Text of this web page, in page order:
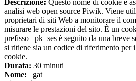
Descrizione: Questo nome di cookie è
analisi web open source Piwik. Viene
proprietari di siti Web a monitorare il
misurare le prestazioni del sito. È un
prefisso _pk_ses è seguito da una breve
si ritiene sia un codice di riferimento per
cookie.
Durata: 30 minuti
Nome: _gat